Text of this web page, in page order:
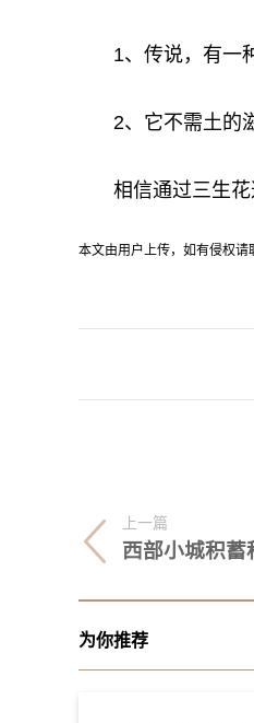
1、传说，有一
2、它不需土的
相信通过三生
本文由用户上传，如有侵权请
上一篇
西部小城积蓄
为你推荐